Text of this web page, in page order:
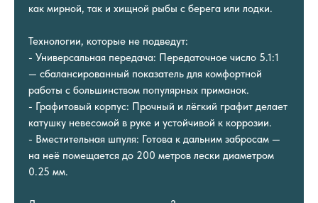
как мирной, так и хищной рыбы с берега или лодки.
Технологии, которые не подведут:
- Универсальная передача: Передаточное число 5.1:1
— сбалансированный показатель для комфортной
работы с большинством популярных приманок.
- Графитовый корпус: Прочный и лёгкий графит делает
катушку невесомой в руке и устойчивой к коррозии.
- Вместительная шпуля: Готова к дальним забросам —
на неё помещается до 200 метров лески диаметром
0.25 мм.